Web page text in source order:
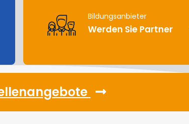
Bildungsanbieter
Werden Sie Partner